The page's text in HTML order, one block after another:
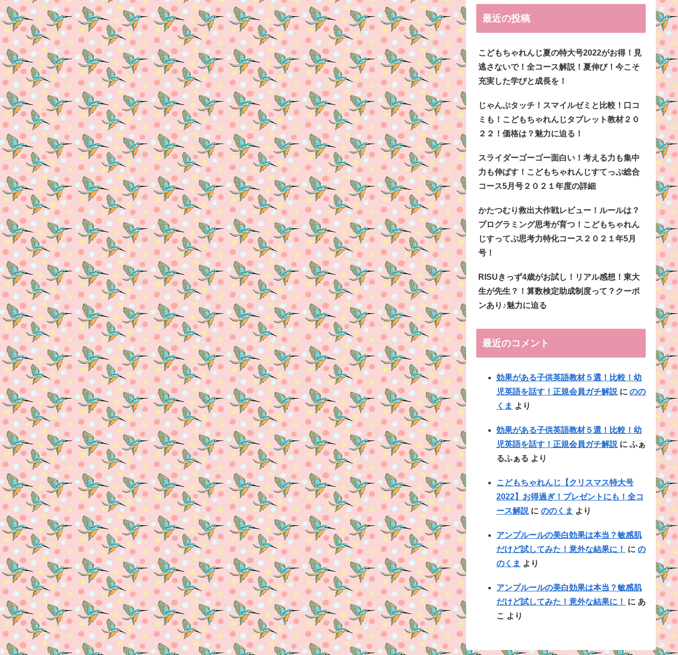
最近の投稿
こどもちゃれんじ夏の特大号2022がお得！見
逃さないで！全コース解説！夏伸び！今こそ
充実した学びと成長を！
じゃんぷタッチ！スマイルゼミと比較！口コ
ミも！こどもちゃれんじタブレット教材２０
２２！価格は？魅力に迫る！
スライダーゴーゴー面白い！考える力も集中
力も伸ばす！こどもちゃれんじすてっぷ総合
コース5月号２０２１年度の詳細
かたつむり救出大作戦レビュー！ルールは？
プログラミング思考が育つ！こどもちゃれん
じすってぷ思考力特化コース２０２１年5月
号！
RISUきっず4歳がお試し！リアル感想！東大
生が先生？！算数検定助成制度って？クーポ
ンあり♪魅力に迫る
最近のコメント
効果がある子供英語教材５選！比較！幼
児英語を話す！正規会員ガチ解説に のの
くま より
効果がある子供英語教材５選！比較！幼
児英語を話す！正規会員ガチ解説に ふぁ
るふぁる より
こどもちゃれんじ【クリスマス特大号
2022】お得過ぎ！プレゼントにも！全コ
ース解説に ののくま より
アンプルールの美白効果は本当？敏感肌
だけど試してみた！意外な結果に！
に の
のくま より
アンプルールの美白効果は本当？敏感肌
だけど試してみた！意外な結果に！
に あ
こ より